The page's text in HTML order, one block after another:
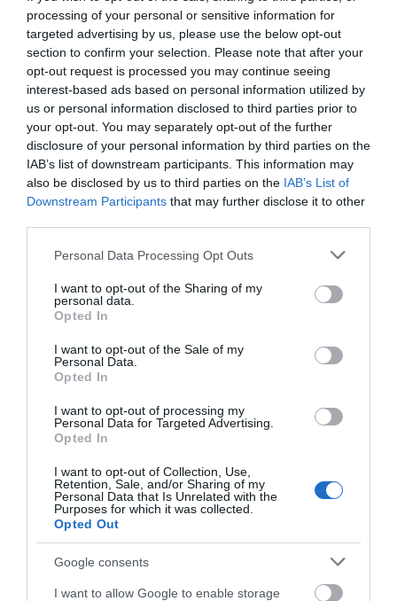
processing of your personal or sensitive information for
targeted advertising by us, please use the below opt-out
section to confirm your selection. Please note that after your
opt-out request is processed you may continue seeing
interest-based ads based on personal information utilized by
us or personal information disclosed to third parties prior to
your opt-out. You may separately opt-out of the further
disclosure of your personal information by third parties on the
IAB’s list of downstream participants. This information may
also be disclosed by us to third parties on the IAB’s List of
Downstream Participants that may further disclose it to other
Please note that this website/app uses one or more Google
not limited to your visit or usage behaviour. You may click to
grant or deny consent to Google and its third-party tags to
use your data for below specified purposes in below Google
consent section.
Personal Data Processing Opt Outs
I want to opt-out of the Sharing of my
personal data.
Opted In
I want to opt-out of the Sale of my
Personal Data.
Opted In
I want to opt-out of processing my
Personal Data for Targeted Advertising.
Opted In
I want to opt-out of Collection, Use,
Retention, Sale, and/or Sharing of my
Personal Data that Is Unrelated with the
Purposes for which it was collected.
Opted Out
Google consents
I want to allow Google to enable storage
Vitex Vista Πλαστικό
Ματ Χρώμα Εσωτερικής
Χρήσης Λευκό
Από 9,60 €
Vitex Vito Οικολογικό
Οικονομικό Πλαστικό
Ματ Χρώμα Λευκό
Εσωτερικής Χρήσης
Από 4,50 €
Vivechrom Fit Emulsion
Πλαστικό Χρώμα Ματ
για Συχνό Βάψιμο
Νερού Λευκό
Από 21,30 €
ΑΓΟΡΑ
Χρωτέχ Save Plus
Οικολογικό Οικονομικό
Πλαστικό Ματ Χρώμα
Χρήσης
Από 10,10 €
ΑΓΟΡΑ